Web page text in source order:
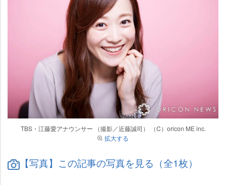
TBS・江藤愛アナウンサー （撮影／近藤誠司） （C）oricon ME inc.
拡大する
【写真】この記事の写真を見る（全1枚）